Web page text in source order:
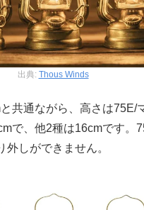
出典: Thous Winds
共通ながら、高さは75E/
で、他2種は16cmです。
しができません。